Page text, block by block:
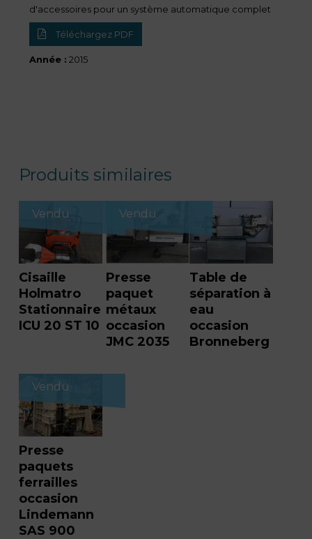
d'accessoires pour un système automatique complet
Téléchargez PDF
Année : 2015
Produits similaires
Vendu
Cisaille
Holmatro
Stationnaire
ICU 20 ST 10
Vendu
Presse
paquet
métaux
occasion
JMC 2035
Table de
séparation à
eau
occasion
Bronneberg
Vendu
Presse
paquets
ferrailles
occasion
Lindemann
SAS 900